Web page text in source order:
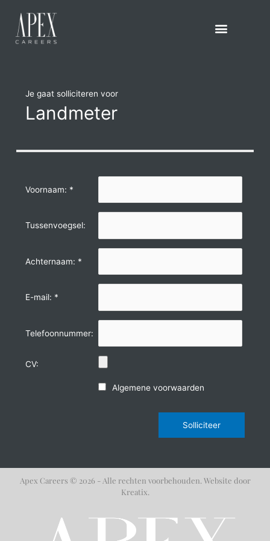
inhoud
Je gaat solliciteren voor
Landmeter
Voornaam: *
Tussenvoegsel:
Achternaam: *
E-mail: *
Telefoonnummer:
CV:
Algemene voorwaarden
Solliciteer
Apex Careers © 2026 - Alle rechten voorbehouden. Website door
Kreatix.